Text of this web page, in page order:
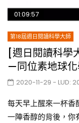
01:09:57
第18屆週日閱讀科學大師
[週日閱讀科學
—同位素地球
2020-11-29 - LUD:
每天早上醒來一杯香
一陣香醇的背後，你